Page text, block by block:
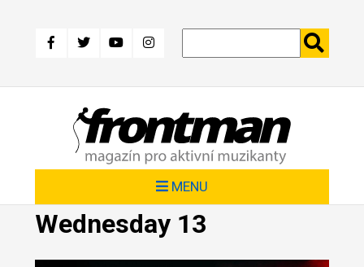
hlavnímu
MENU
Wednesday 13